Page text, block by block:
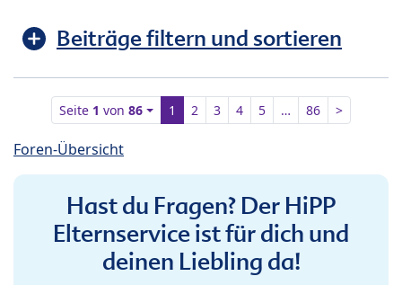
Beiträge filtern und sortieren
Seite 1 von86 1 2 3 4 5 … 86 >
Foren-Übersicht
Hast du Fragen? Der HiPP
Elternservice ist für dich und
deinen Liebling da!